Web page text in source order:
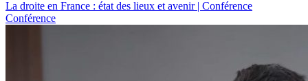
La droite en France : état des lieux et avenir | Conférence
Conférence